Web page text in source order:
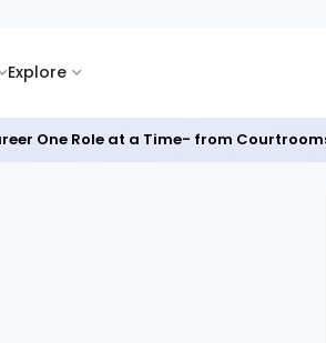
Explore
One Role at a Time- from